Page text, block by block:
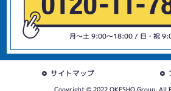
月〜土 9:00〜18:00 / 日・祝
サイトマップ
Copyright © 2022 OKESHO Group. All